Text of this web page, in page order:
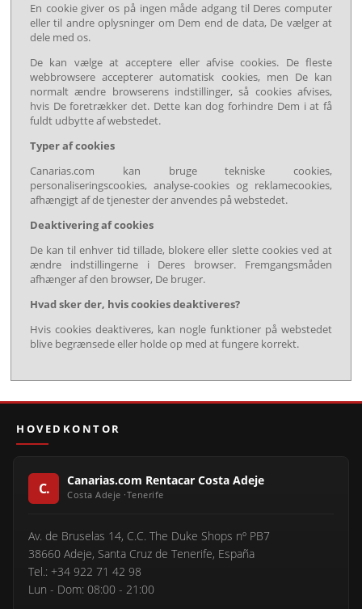
En cookie giver os på ingen måde adgang til Deres computer
eller til andre oplysninger om Dem end de data, De vælger at
dele med os.
De kan vælge at acceptere eller afvise cookies. De fleste
webbrowsere accepterer automatisk cookies, men De kan
normalt ændre browserens indstillinger, så cookies afvises,
hvis De foretrækker det. Dette kan dog forhindre Dem i at få
fuldt udbytte af webstedet.
Typer af cookies
Canarias.com kan bruge tekniske cookies,
personaliseringscookies, analyse-cookies og reklamecookies,
afhængigt af de tjenester der anvendes på webstedet.
Deaktivering af cookies
De kan til enhver tid tillade, blokere eller slette cookies ved at
ændre indstillingerne i Deres browser. Fremgangsmåden
afhænger af den browser, De bruger.
Hvad sker der, hvis cookies deaktiveres?
Hvis cookies deaktiveres, kan nogle funktioner på webstedet
blive begrænsede eller holde op med at fungere korrekt.
HOVEDKONTOR
Canarias.com Rentacar Costa Adeje
Av. de Bruselas 14, C.C. The Duke Shops nº PB7
38660 Adeje, Santa Cruz de Tenerife, España
Tel.: +34 922 71 42 98
Lun - Dom: 08:00 - 21:00